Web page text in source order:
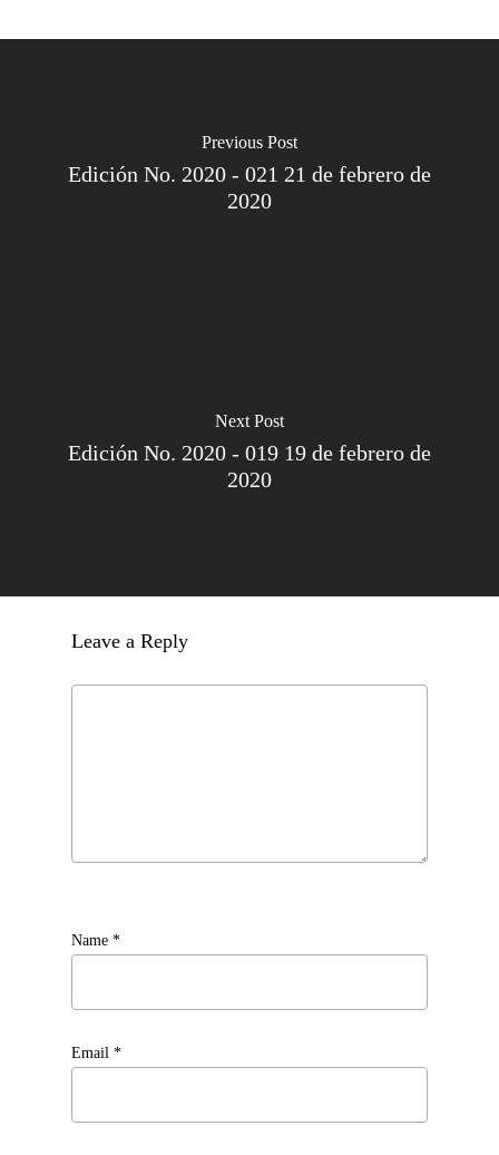
Previous Post
Edición No. 2020 - 021 21 de febrero de
2020
Next Post
Edición No. 2020 - 019 19 de febrero de
2020
Leave a Reply
Name *
Email *